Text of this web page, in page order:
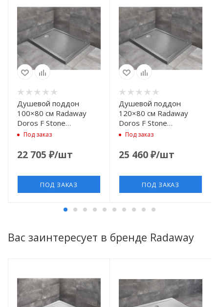
Душевой поддон
100×80 см Radaway
Doros F Stone
Anthracite SDRF1080-
Под заказ
22 705 ₽/шт
ПОД ЗАКАЗ
Душевой поддон
120×80 см Radaway
Doros F Stone
Anthracite SDRF1280-
Под заказ
25 460₽/шт
ПОД ЗАКАЗ
Вас заинтересует в бренде Radaway